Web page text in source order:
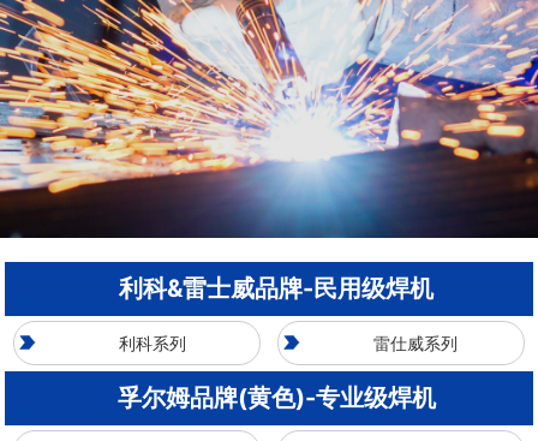
利科&雷士威品牌-民用级焊机
利科系列 雷仕威系列
孚尔姆品牌(黄色)-专业级焊机